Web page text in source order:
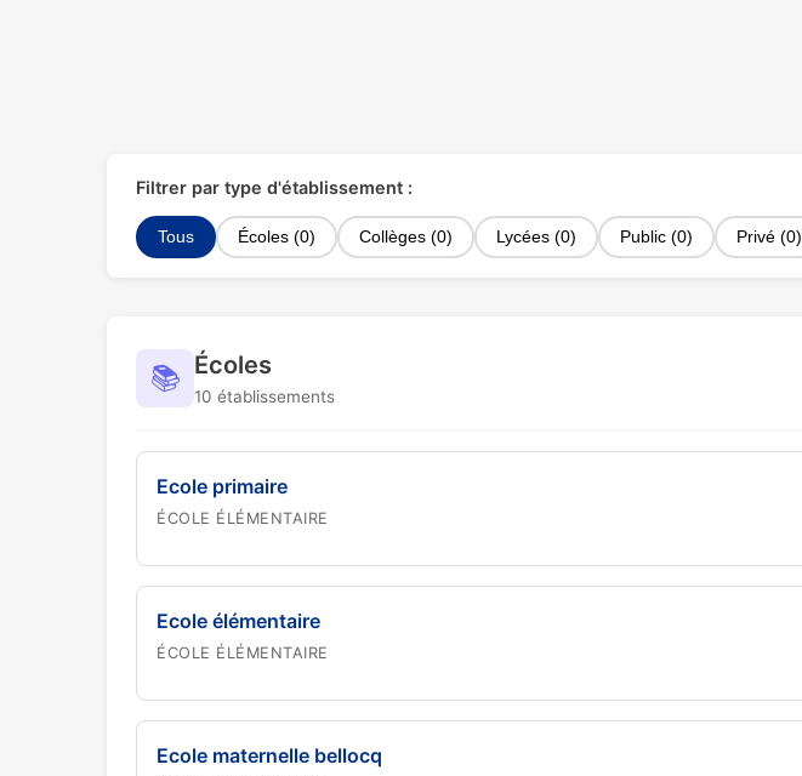
Filtrer par type d'établissement :
Tous Écoles (0) Collèges (0) Lycées (0) Public (0) Privé (0)
📚 Écoles
10 établissements
Ecole primaire
ÉCOLE ÉLÉMENTAIRE
Ecole élémentaire
ÉCOLE ÉLÉMENTAIRE
Ecole maternelle bellocq